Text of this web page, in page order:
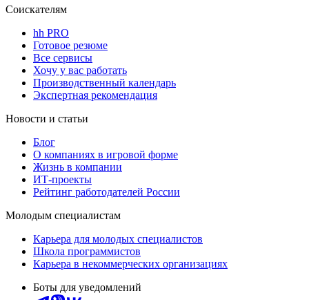
Соискателям
hh PRO
Готовое резюме
Все сервисы
Хочу у вас работать
Производственный календарь
Экспертная рекомендация
Новости и статьи
Блог
О компаниях в игровой форме
Жизнь в компании
ИТ-проекты
Рейтинг работодателей России
Молодым специалистам
Карьера для молодых специалистов
Школа программистов
Карьера в некоммерческих организациях
Боты для уведомлений